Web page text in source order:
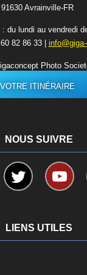
91630 Avrainvilleㅤ-ㅤFR
: du lundi au vendredi
82 86 33|
VOTRE ITINÉRAIRE
NOUS SUIVRE
LIENS UTILES